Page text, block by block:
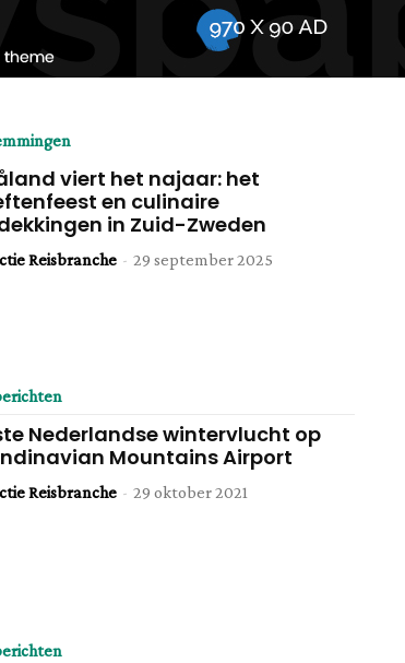
viert het najaar: het
en culinaire
in Zuid-Zweden
Reisbranche - 29 september 2025
Nederlandse wintervlucht op
Mountains Airport
Reisbranche - 29 oktober 2021